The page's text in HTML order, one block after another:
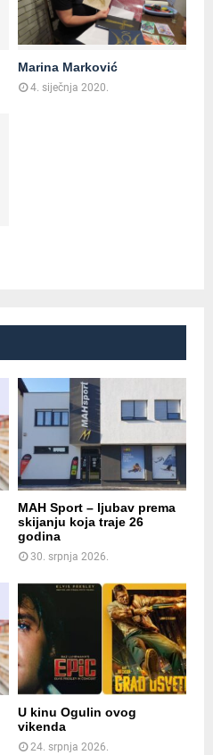
Marina Marković
4. siječnja 2020.
MAH Sport – ljubav prema
skijanju koja traje 26
godina
30. srpnja 2026.
U kinu Ogulin ovog
vikenda
24. srpnja 2026.